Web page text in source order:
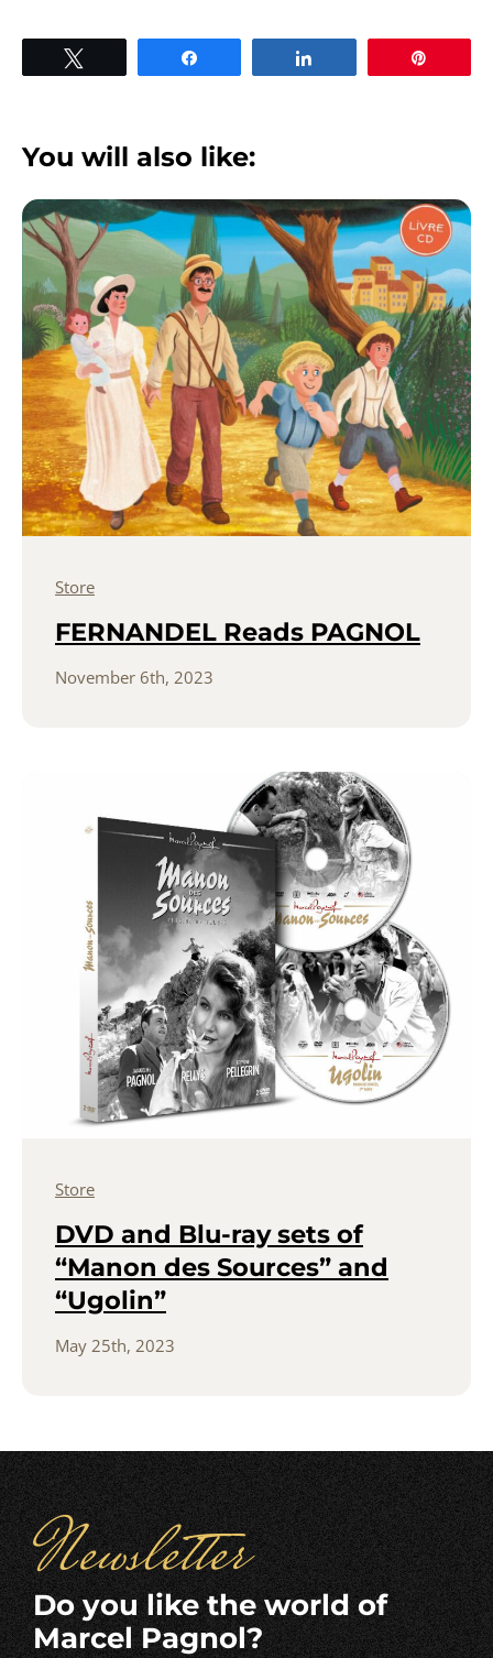
You will also like:
Store
FERNANDEL Reads PAGNOL
November 6th, 2023
Store
DVD and Blu-ray sets of
“Manon des Sources” and
“Ugolin”
May 25th, 2023
Newsletter
Do you like the world of
Marcel Pagnol?